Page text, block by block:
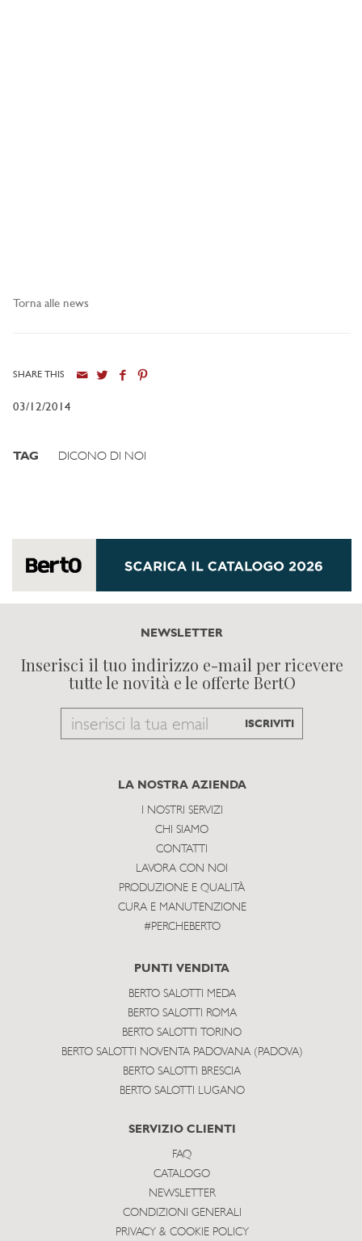
Torna alle news
SHARE THIS
03/12/2014
TAG DICONO DI NOI
NEWSLETTER
Inserisci il tuo indirizzo e-mail per ricevere
tutte le novità e le offerte BertO
Email
subscribe
ISCRIVITI
LA NOSTRA AZIENDA
I NOSTRI SERVIZI
CHI SIAMO
CONTATTI
LAVORA CON NOI
PRODUZIONE E QUALITÀ
CURA E MANUTENZIONE
#PERCHEBERTO
PUNTI VENDITA
BERTO SALOTTI MEDA
BERTO SALOTTI ROMA
BERTO SALOTTI TORINO
BERTO SALOTTI NOVENTA PADOVANA (PADOVA)
BERTO SALOTTI BRESCIA
BERTO SALOTTI LUGANO
SERVIZIO CLIENTI
FAQ
CATALOGO
NEWSLETTER
CONDIZIONI GENERALI
PRIVACY & COOKIE POLICY